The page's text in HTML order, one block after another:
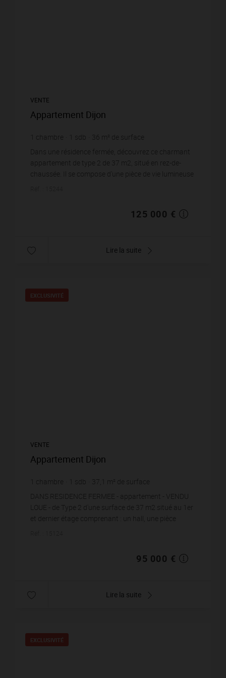
VENTE
Appartement Dijon
chambre sdb 36 m² de surface
prix / m²
Dans une résidence fermée, découvrez ce charmant
appartement de type 2 de 37 m2, situé en rez-de-
chaussée. Il se compose d'une pièce de vie lumineuse
125 000 €
Lire la suite
EXCLUSIVITÉ
VENTE
Appartement Dijon
chambre sdb 37,1
m² de surface
2 560,65 € prix / m²
DANS RESIDENCE FERMEE - appartement - VENDU
LOUE - de Type 2 d'une surface de 37 m2 situé au 1er
et dernier étage comprenant : un hall, une pièce
95 000 €
Lire la suite
EXCLUSIVITÉ